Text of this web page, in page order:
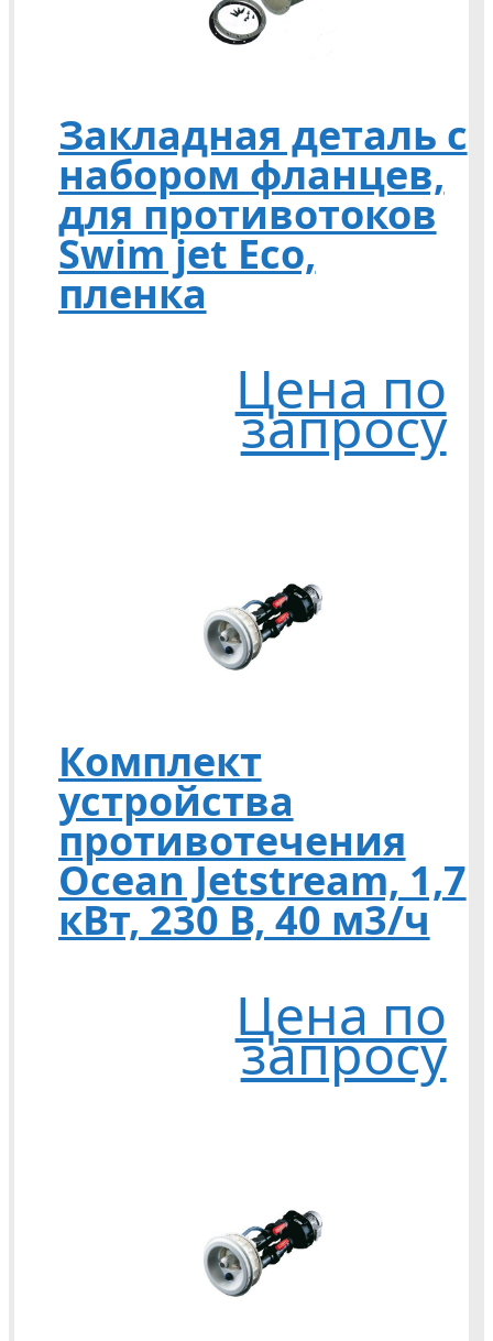
Закладная деталь с
набором фланцев,
для противотоков
Swim jet Eco,
пленка
Цена по
запросу
Комплект
устройства
противотечения
Ocean Jetstream, 1,7
кВт, 230 В, 40 м3/ч
Цена по
запросу